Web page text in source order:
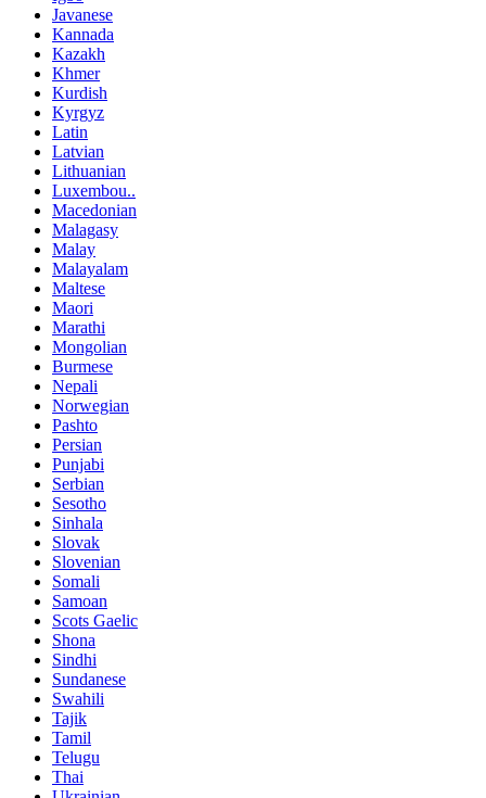
Javanese
Kannada
Kazakh
Khmer
Kurdish
Kyrgyz
Latin
Latvian
Lithuanian
Luxembou..
Macedonian
Malagasy
Malay
Malayalam
Maltese
Maori
Marathi
Mongolian
Burmese
Nepali
Norwegian
Pashto
Persian
Punjabi
Serbian
Sesotho
Sinhala
Slovak
Slovenian
Somali
Samoan
Scots Gaelic
Shona
Sindhi
Sundanese
Swahili
Tajik
Tamil
Telugu
Thai